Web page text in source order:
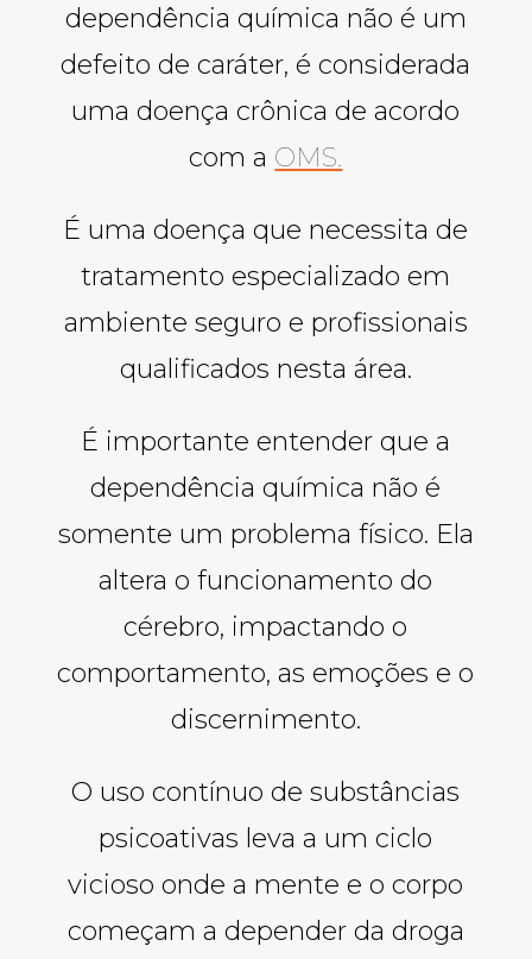
dependência química não é um
defeito de caráter, é considerada
uma doença crônica de acordo
com a OMS.
É uma doença que necessita de
tratamento especializado em
ambiente seguro e profissionais
qualificados nesta área.
É importante entender que a
dependência química não é
somente um problema físico. Ela
altera o funcionamento do
cérebro, impactando o
comportamento, as emoções e o
discernimento.
O uso contínuo de substâncias
psicoativas leva a um ciclo
vicioso onde a mente e o corpo
começam a depender da droga